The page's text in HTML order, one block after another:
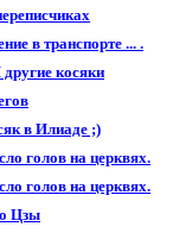
в транспорте ... .
другие косяки
в Илиаде ;)
голов на цеpквях.
голов на цеpквях.
Цзы